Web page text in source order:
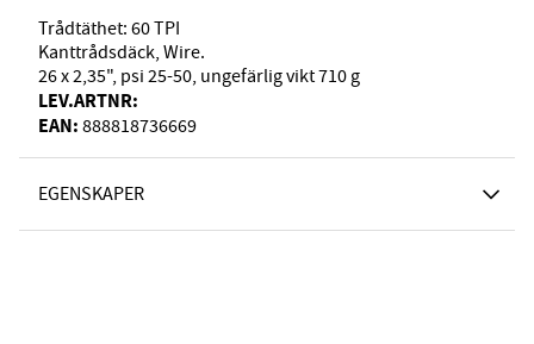
Trådtäthet: 60 TPI
Kanttrådsdäck, Wire.
26 x 2,35", psi 25-50, ungefärlig vikt 710 g
LEV.ARTNR:
EAN: 888818736669
EGENSKAPER